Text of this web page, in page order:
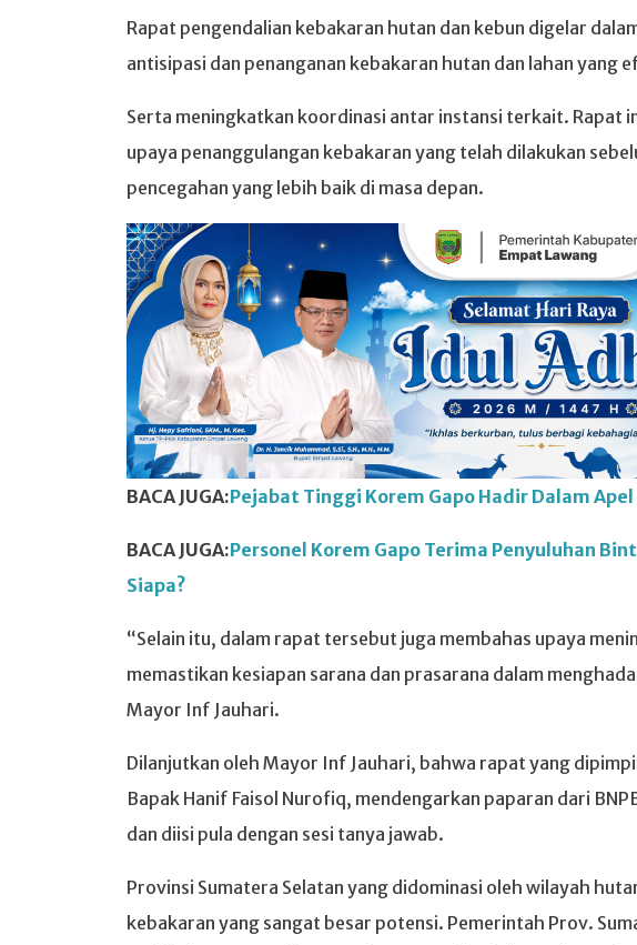
Rapat pengendalian kebakaran hutan dan kebun digelar
antisipasi dan penanganan kebakaran hutan dan lahan yang
Serta meningkatkan koordinasi antar instansi terkait. Rapat
upaya penanggulangan kebakaran yang telah dilakukan
pencegahan yang lebih baik di masa depan.
BACA JUGA:Pejabat Tinggi Korem Gapo Hadir Dalam
BACA JUGA:Personel Korem Gapo Terima Penyuluhan
Siapa?
“Selain itu, dalam rapat tersebut juga membahas upaya
memastikan kesiapan sarana dan prasarana dalam
Mayor Inf Jauhari.
Dilanjutkan oleh Mayor Inf Jauhari, bahwa rapat yang
Bapak Hanif Faisol Nurofiq, mendengarkan paparan dari
dan diisi pula dengan sesi tanya jawab.
Provinsi Sumatera Selatan yang didominasi oleh wilayah
kebakaran yang sangat besar potensi. Pemerintah Prov.